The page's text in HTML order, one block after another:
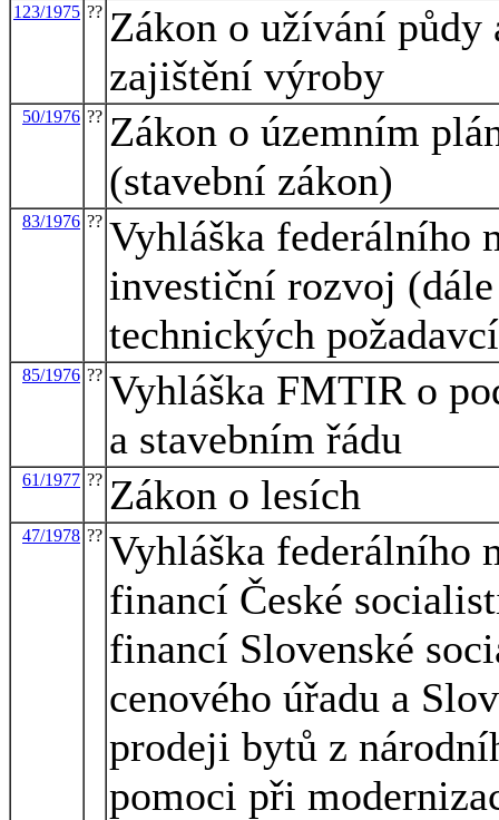
123/1975 ?? Zákon o užívání půdy
zajištění výroby
50/1976 ?? Zákon o územním
(stavební zákon)
83/1976 ?? Vyhláška federálního
investiční rozvoj
technických
85/1976 ?? Vyhláška FMTIR o
a stavebním řádu
61/1977 ?? Zákon o lesích
47/1978 ?? Vyhláška federálního
financí České
financí Slovenské
cenového úřadu a
prodeji bytů z
pomoci při